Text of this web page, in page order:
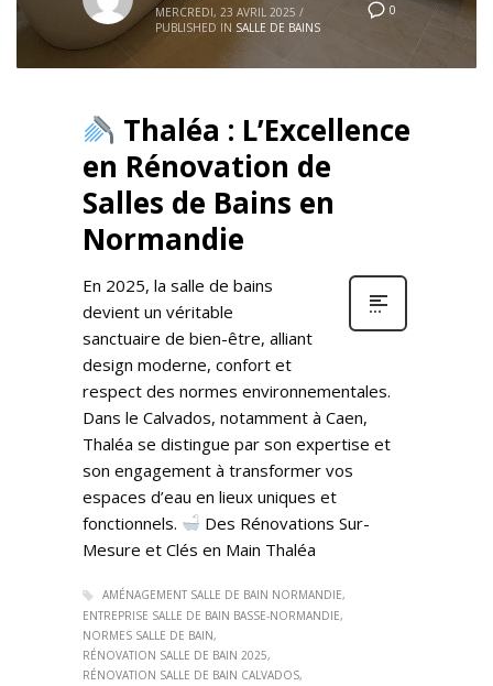
0
MERCREDI, 23 AVRIL 2025 /
PUBLISHED IN SALLE DE BAINS
Thaléa : L’Excellence
en Rénovation de
Salles de Bains en
Normandie
En 2025, la salle de bains
devient un véritable
sanctuaire de bien-être, alliant
design moderne, confort et
respect des normes environnementales.
Dans le Calvados, notamment à Caen,
Thaléa se distingue par son expertise et
son engagement à transformer vos
espaces d’eau en lieux uniques et
fonctionnels.​
Des Rénovations Sur-
Mesure et Clés en Main Thaléa
AMÉNAGEMENT SALLE DE BAIN NORMANDIE
ENTREPRISE SALLE DE BAIN BASSE-NORMANDIE
NORMES SALLE DE BAIN
RÉNOVATION SALLE DE BAIN 2025
RÉNOVATION SALLE DE BAIN CALVADOS